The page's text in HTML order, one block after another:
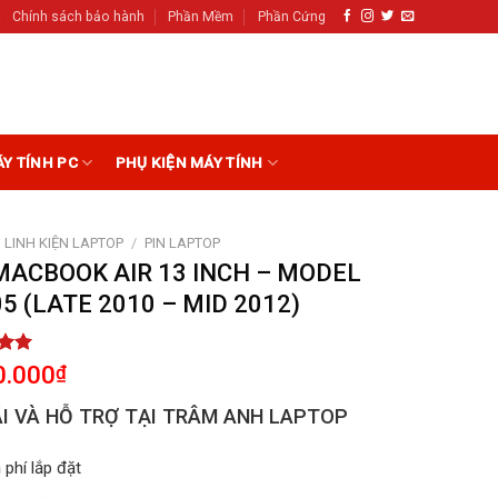
Chính sách bảo hành Phần Mềm Phần Cứng
TÍNH PC PHỤ KIỆN MÁY TÍNH
LINH KIỆN LAPTOP / PIN LAPTOP
AIR 13 INCH – MODEL
(LATE 2010 – MID 2012)
₫
VÀ HỖ TRỢ TẠI TRÂM ANH LAPTOP
phí lắp đặt